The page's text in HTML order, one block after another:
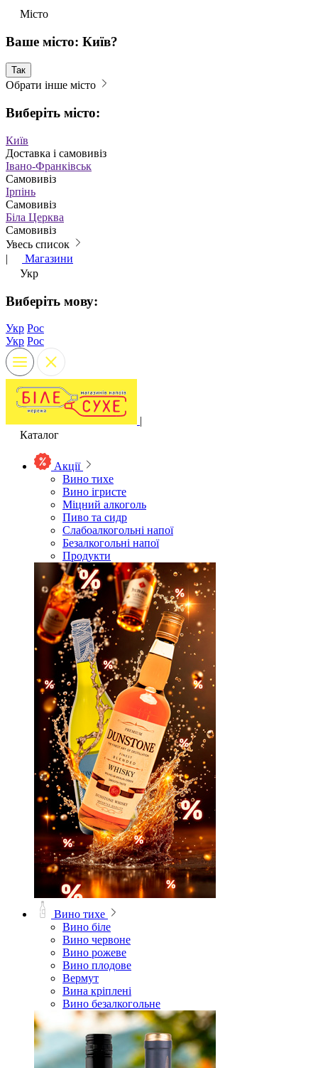
Місто
Ваше місто: Київ?
Так
Обрати інше місто
Виберіть місто:
Київ
Доставка і самовивіз
Івано-Франківськ
Самовивіз
Ірпінь
Самовивіз
Біла Церква
Самовивіз
Увесь список
|
Магазини
Укр
Виберіть мову:
Укр Рос
Укр Рос
|
Каталог
Акції
Вино тихе
Вино ігристе
Міцний алкоголь
Пиво та сидр
Слабоалкогольні напої
Безалкогольні напої
Продукти
Вино тихе
Вино біле
Вино червоне
Вино рожеве
Вино плодове
Вермут
Вина кріплені
Вино безалкогольне